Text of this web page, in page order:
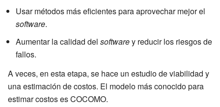
Usar métodos más eficientes para aprovechar mejor el
software.
Aumentar la calidad del softwarey reducir los riesgos de
fallos.
A veces, en esta etapa, se hace un estudio de viabilidad y
una estimación de costos. El modelo más conocido para
estimar costos es COCOMO.